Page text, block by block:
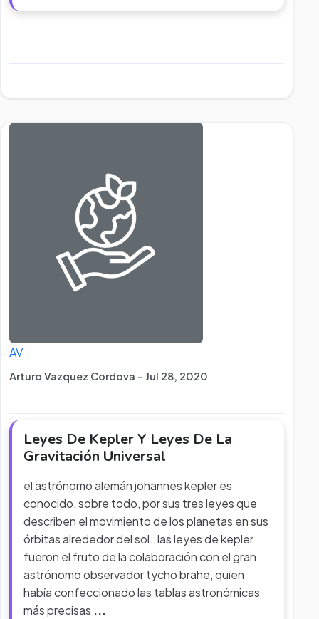
AV
Arturo Vazquez Cordova - Jul 28, 2020
Leyes De Kepler Y Leyes De La
Gravitación Universal
el astrónomo alemán johannes kepler es
conocido, sobre todo, por sus tres leyes que
describen el movimiento de los planetas en sus
órbitas alrededor del sol. las leyes de kepler
fueron el fruto de la colaboración con el gran
astrónomo observador tycho brahe, quien
había confeccionado las tablas astronómicas
más precisas ...